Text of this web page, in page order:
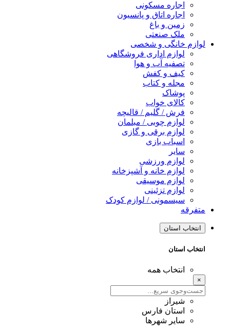
اجاره مسکونی
اجاره اتاق و پانسیون
زمین و باغ
ملک صنعتی
لوازم خانگی و شخصی
لوازم اداری فروشگاهی
تصفیه آب و هوا
کیف و کفش
مجله و کتاب
پوشاک
کالای خواب
فرش / گلیم / قالیچه
لوازم چوبی / مبلمان
لوازم برقی و گازی
اسباب بازی
سایر
لوازم ورزشی
لوازم خانه و آشپزخانه
لوازم موسیقی
لوازم تزئینی
سیسمونی / لوازم کودک
متفرقه
انتخاب استان
انتخاب استان
انتخاب همه
×
شیراز
استان فارس
سایر شهرها